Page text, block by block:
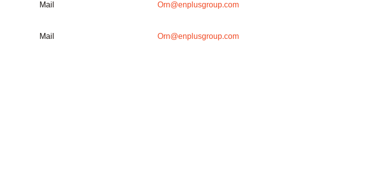
Mail Orn@enplusgroup.com
Mail Orn@enplusgroup.com